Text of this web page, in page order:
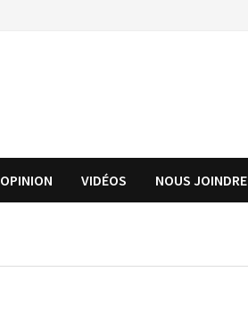
OPINION VIDÉOS NOUS JOINDRE